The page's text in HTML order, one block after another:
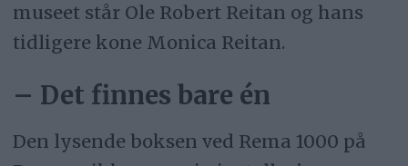
museet står Ole Robert Reitan og hans
tidligere kone Monica Reitan.
– Det finnes bare én
Den lysende boksen ved Rema 1000 på